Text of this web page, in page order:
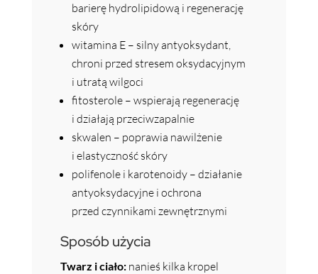
barierę hydrolipidową i regenerację
skóry
witamina E – silny antyoksydant,
chroni przed stresem oksydacyjnym
i utratą wilgoci
fitosterole – wspierają regenerację
i działają przeciwzapalnie
skwalen – poprawia nawilżenie
i elastyczność skóry
polifenole i karotenoidy – działanie
antyoksydacyjne i ochrona
przed czynnikami zewnętrznymi
Sposób użycia
Twarz i ciało:nanieś kilka kropel